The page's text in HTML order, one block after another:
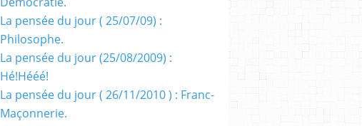
La pensée du jour ( 25/07/09) :
Philosophe.
La pensée du jour (25/08/2009) :
Hé!Hééé!
La pensée du jour ( 26/11/2010 ) : Franc-
Maçonnerie.